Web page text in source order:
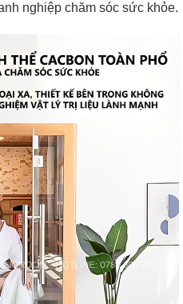
nghiệp chăm sóc sức khỏe.